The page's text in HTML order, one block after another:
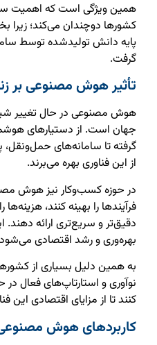
همین ویژگی است که اهمیت
کشورها دوچندان می‌کند؛ زیرا
پایه دانش تولیدشده توسط
گرفت.
تأثیر هوش مصنوعی بر
هوش مصنوعی در حال تغییر
جهان است. از دستیارهای
گرفته تا سامانه‌های
از این فناوری بهره می‌برند.
در حوزه کسب‌وکار نیز هوش
فرآیندها را بهینه کنند،
دقیق‌تر و سریع‌تری ارائه
بهره‌وری و رشد اقتصادی
به همین دلیل بسیاری از
نوآوری و استارتاپ‌های فعال
کنند تا از مزایای اقتصادی این
کاربردهای هوش